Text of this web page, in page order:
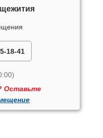
18-41
Оставьте